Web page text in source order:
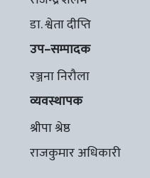
डा. श्वेता दीप्ति
उप–सम्पादक
रञ्जना निरौला
व्यवस्थापक
श्रीपा श्रेष्ठ
राजकुमार अधिकारी